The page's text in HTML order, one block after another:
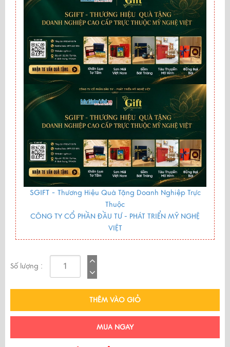
SGIFT - Thương Hiệu Quà Tặng Doanh Nghiệp Trực
Thuộc
CÔNG TY CỔ PHẦN ĐẦU TƯ - PHÁT TRIỂN MỸ NGHỆ
VIỆT
Số lượng :
THÊM VÀO GIỎ
MUA NGAY